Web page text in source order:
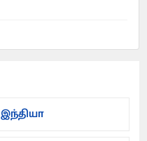
இந்தியா